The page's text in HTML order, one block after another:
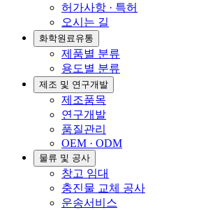
허가사항 · 특허
오시는 길
화학원료유통
제품별 분류
용도별 분류
제조 및 연구개발
제조품목
연구개발
품질관리
OEM · ODM
물류 및 공사
창고 임대
충진물 교체 공사
운송서비스